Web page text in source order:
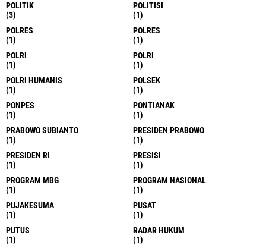
POLITIK
(3)
POLITISI
(1)
POLRES
(1)
POLRES
(1)
POLRI
(1)
POLRI
(1)
POLRI HUMANIS
(1)
POLSEK
(1)
PONPES
(1)
PONTIANAK
(1)
PRABOWO SUBIANTO
(1)
PRESIDEN PRABOWO
(1)
PRESIDEN RI
(1)
PRESISI
(1)
PROGRAM MBG
(1)
PROGRAM NASIONAL
(1)
PUJAKESUMA
(1)
PUSAT
(1)
PUTUS
(1)
RADAR HUKUM
(1)